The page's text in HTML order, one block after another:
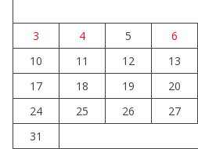
3
4 5 6
10
11 12 13
17
18 19 20
24
25 26 27
31